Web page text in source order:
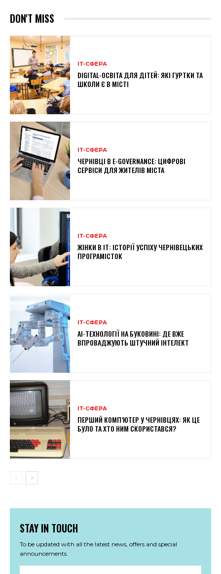
DON'T MISS
ІТ-СФЕРА
DIGITAL-ОСВІТА ДЛЯ ДІТЕЙ: ЯКІ ГУРТКИ ТА
ШКОЛИ Є В МІСТІ
ІТ-СФЕРА
ЧЕРНІВЦІ В E-GOVERNANCE: ЦИФРОВІ
СЕРВІСИ ДЛЯ ЖИТЕЛІВ МІСТА
ІТ-СФЕРА
ЖІНКИ В ІТ: ІСТОРІЇ УСПІХУ ЧЕРНІВЕЦЬКИХ
ПРОГРАМІСТОК
ІТ-СФЕРА
AI-ТЕХНОЛОГІЇ НА БУКОВИНІ: ДЕ ВЖЕ
ВПРОВАДЖУЮТЬ ШТУЧНИЙ ІНТЕЛЕКТ
ІТ-СФЕРА
ПЕРШИЙ КОМП’ЮТЕР У ЧЕРНІВЦЯХ: ЯК ЦЕ
БУЛО ТА ХТО НИМ СКОРИСТАВСЯ?
STAY IN TOUCH
To be updated with all the latest news, offers and special
announcements.